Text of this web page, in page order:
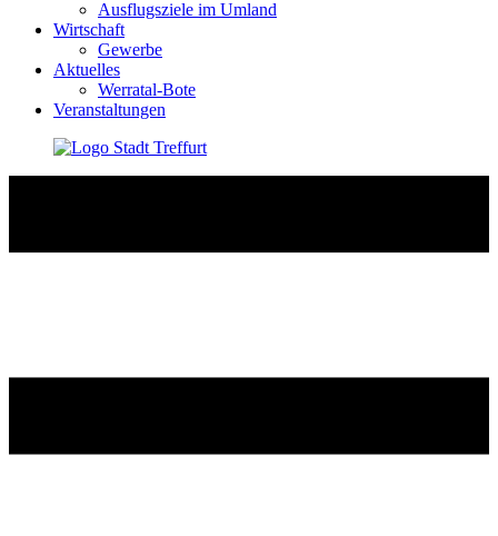
Ausflugsziele im Umland
Wirtschaft
Gewerbe
Aktuelles
Werratal-Bote
Veranstaltungen